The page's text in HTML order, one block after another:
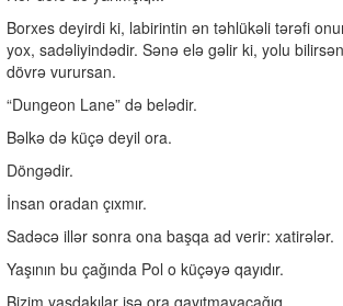
Borxes deyirdi ki, labirintin ən təhlükəli tərəfi
yox, sadəliyindədir. Sənə elə gəlir ki, yolu
dövrə vurursan.
“Dungeon Lane” də belədir.
Bəlkə də küçə deyil ora.
Döngədir.
İnsan oradan çıxmır.
Sadəcə illər sonra ona başqa ad verir: xatirələr.
Yaşının bu çağında Pol o küçəyə qayıdır.